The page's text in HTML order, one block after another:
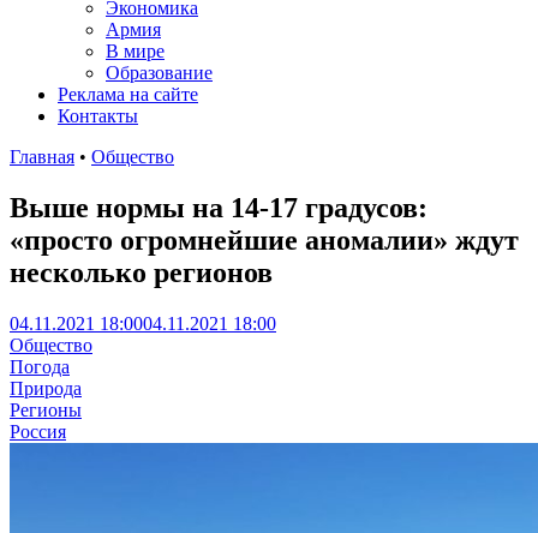
Экономика
Армия
В мире
Образование
Реклама на сайте
Контакты
Главная • Общество
Выше нормы на 14-17 градусов:
«просто огромнейшие аномалии» ждут
несколько регионов
04.11.2021 18:0004.11.2021 18:00
Общество
Погода
Природа
Регионы
Россия